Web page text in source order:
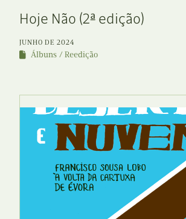
Hoje Não (2ª edição)
JUNHO DE 2024
Álbuns Reedição